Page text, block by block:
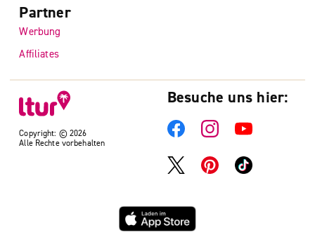
Copyright: © 2026
Alle Rechte vorbehalten
Partner
Werbung
Affiliates
Besuche uns hier: